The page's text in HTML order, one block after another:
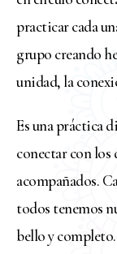
practicar cada
grupo creando
unidad, la
Es una práctica
conectar con los
acompañados.
todos tenemos
bello y completo.